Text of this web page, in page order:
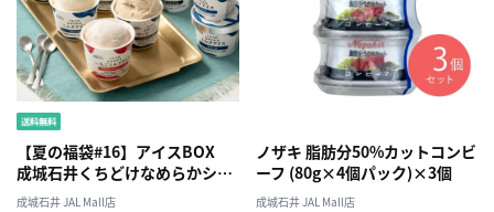
【夏の福袋#16】アイスBOX
成城石井くちどけなめらかシリ
ーズ 4種12個セット
成城石井 JAL Mall店
ノザキ 脂肪分50%カットコンビ
ーフ (80g×4個パック)×3個
成城石井 JAL Mall店